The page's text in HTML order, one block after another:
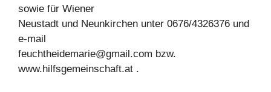
sowie für Wiener
Neustadt und Neunkirchen unter 0676/4326376 und
e-mail
feuchtheidemarie@gmail.com bzw.
www.hilfsgemeinschaft.at .